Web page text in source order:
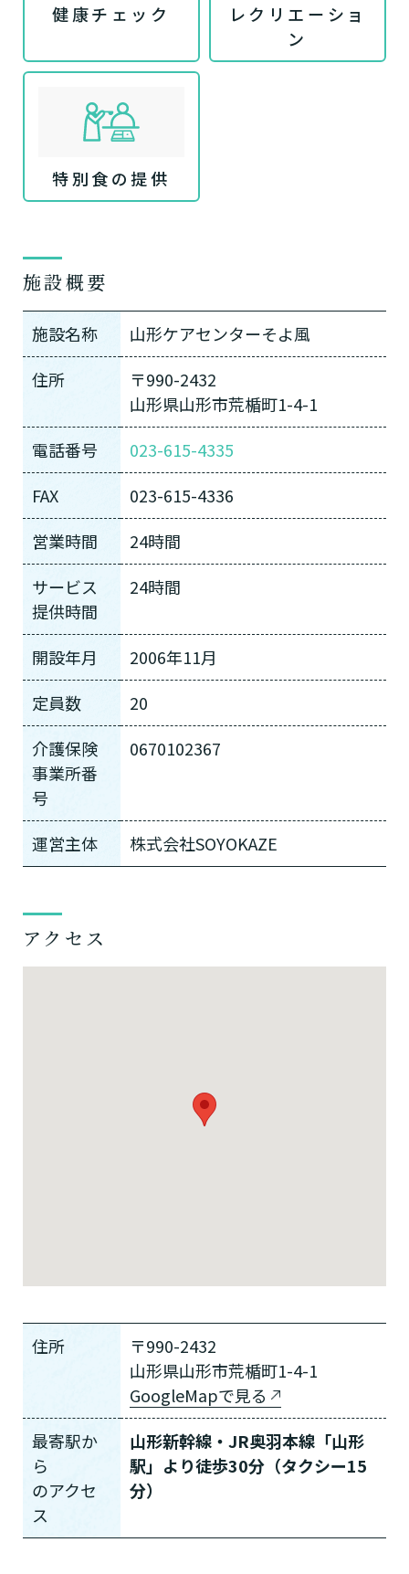
健康チェック
レクリエーショ
ン
特別食の提供
施設概要
施設名称
山形ケアセンターそよ風
住所
〒990-2432
山形県山形市荒楯町1-4-1
電話番号
023-615-4335
FAX
023-615-4336
営業時間
24時間
サービス
提供時間
24時間
開設年月
2006年11月
定員数
20
介護保険
事業所番
号
0670102367
運営主体 株式会社SOYOKAZE
アクセス
住所
〒990-2432
山形県山形市荒楯町1-4-1
GoogleMapで見る
最寄駅か
ら
のアクセ
ス
山形新幹線・JR奥羽本線「山形
駅」より徒歩30分（タクシー15
分）